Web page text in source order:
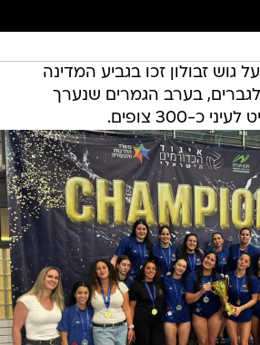
גוש זבולון זכו בגביע המדינה
בערב הגמרים שנערך
כ-300 צופים.